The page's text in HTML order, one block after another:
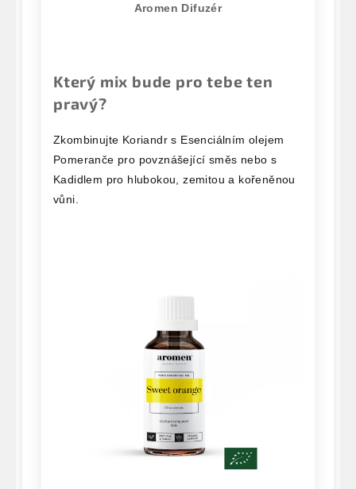
Aromen Difuzér
Který mix bude pro tebe ten
pravý?
Zkombinujte Koriandr s Esenciálním olejem
Pomeranče pro povznášející směs nebo s
Kadidlem pro hlubokou, zemitou a kořeněnou
vůni.